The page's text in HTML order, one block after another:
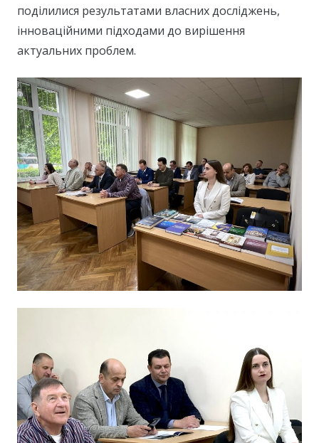
поділилися результатами власних досліджень,
інноваційними підходами до вирішення
актуальних проблем.